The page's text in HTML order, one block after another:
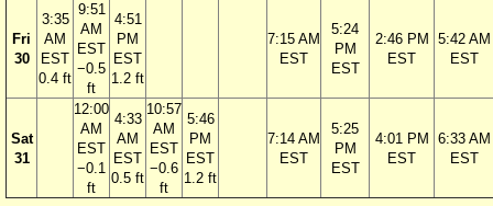
Fri
30
3:35
AM
EST
0.4 ft
9:51
AM
EST
−0.5
ft
4:51
PM
EST
1.2 ft
7:15 AM
EST
5:24
PM
EST
2:46 PM
EST
5:42 AM
EST
Sat
31
12:00
AM
EST
−0.1
ft
4:33
AM
EST
0.5 ft
10:57
AM
EST
−0.6
ft
5:46
PM
EST
1.2 ft
7:14 AM
EST
5:25
PM
EST
4:01 PM
EST
6:33 AM
EST